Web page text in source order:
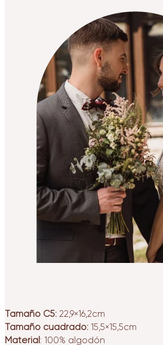
Tamaño C5: 22,9×16,2cm
Tamaño cuadrado: 15,5×15,5cm
Material : 100% algodón